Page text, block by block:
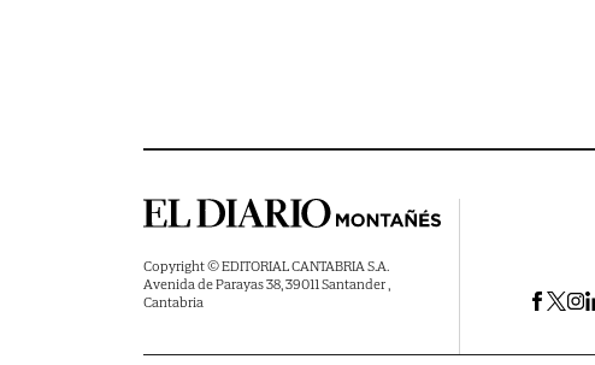
Copyright © EDITORIAL CANTABRIA S.A.
Avenida de Parayas 38, 39011 Santander ,
Cantabria